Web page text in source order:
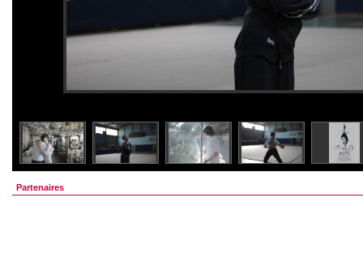
Partenaires